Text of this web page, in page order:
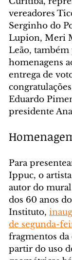
vereadores
Serginho do
Lupion, Meri
Leão,
homenagens
entrega de
Eduardo
presidente
Para
Ippuc, o
autor do
dos 60 anos do
Instituto,
de segunda-
fragmentos da
partir do uso